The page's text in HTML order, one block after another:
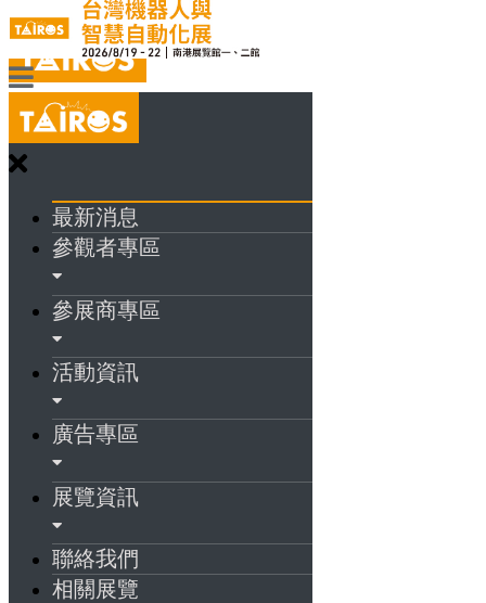
最新消息
參觀者專區
參展商專區
活動資訊
廣告專區
展覽資訊
聯絡我們
相關展覽